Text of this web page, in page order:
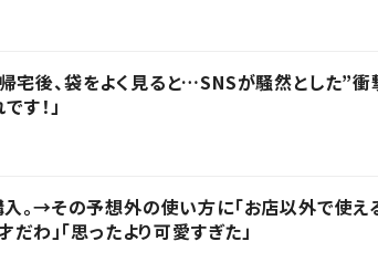
宅後、袋をよく見ると…SNSが騒然とした”
す！」
。→その予想外の使い方に「お店以外で使え
だわ」「思ったより可愛すぎた」